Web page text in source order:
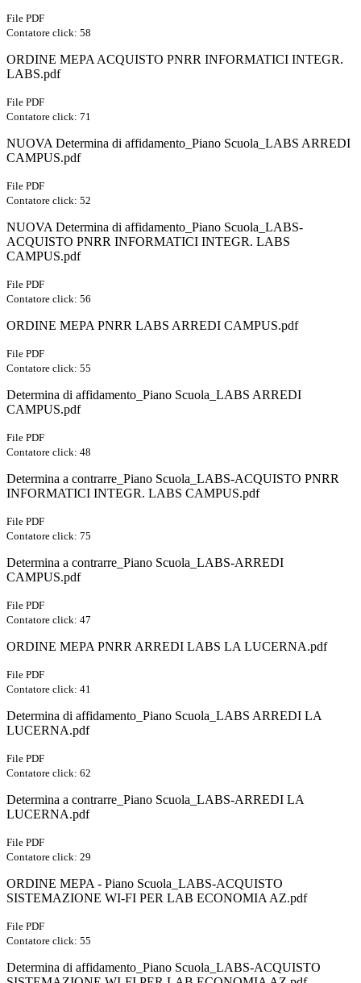
File PDF
Contatore click: 58
ORDINE MEPA ACQUISTO PNRR INFORMATICI INTEGR.
LABS.pdf
File PDF
Contatore click: 71
NUOVA Determina di affidamento_Piano Scuola_LABS ARREDI
CAMPUS.pdf
File PDF
Contatore click: 52
NUOVA Determina di affidamento_Piano Scuola_LABS-
ACQUISTO PNRR INFORMATICI INTEGR. LABS
CAMPUS.pdf
File PDF
Contatore click: 56
ORDINE MEPA PNRR LABS ARREDI CAMPUS.pdf
File PDF
Contatore click: 55
Determina di affidamento_Piano Scuola_LABS ARREDI
CAMPUS.pdf
File PDF
Contatore click: 48
Determina a contrarre_Piano Scuola_LABS-ACQUISTO PNRR
INFORMATICI INTEGR. LABS CAMPUS.pdf
File PDF
Contatore click: 75
Determina a contrarre_Piano Scuola_LABS-ARREDI
CAMPUS.pdf
File PDF
Contatore click: 47
ORDINE MEPA PNRR ARREDI LABS LA LUCERNA.pdf
File PDF
Contatore click: 41
Determina di affidamento_Piano Scuola_LABS ARREDI LA
LUCERNA.pdf
File PDF
Contatore click: 62
Determina a contrarre_Piano Scuola_LABS-ARREDI LA
LUCERNA.pdf
File PDF
Contatore click: 29
ORDINE MEPA - Piano Scuola_LABS-ACQUISTO
SISTEMAZIONE WI-FI PER LAB ECONOMIA AZ.pdf
File PDF
Contatore click: 55
Determina di affidamento_Piano Scuola_LABS-ACQUISTO